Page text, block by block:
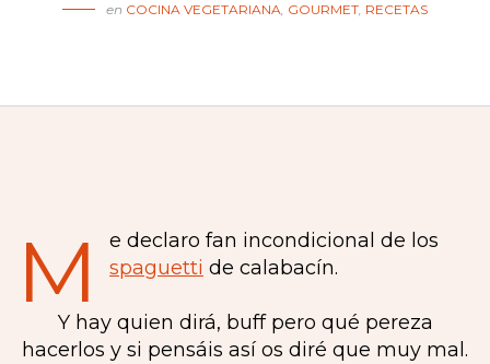
en COCINA VEGETARIANA, GOURMET, RECETAS
M
e declaro fan incondicional de los
spaguetti de calabacín.
Y hay quien dirá, buff pero qué pereza
hacerlos y si pensáis así os diré que muy mal.